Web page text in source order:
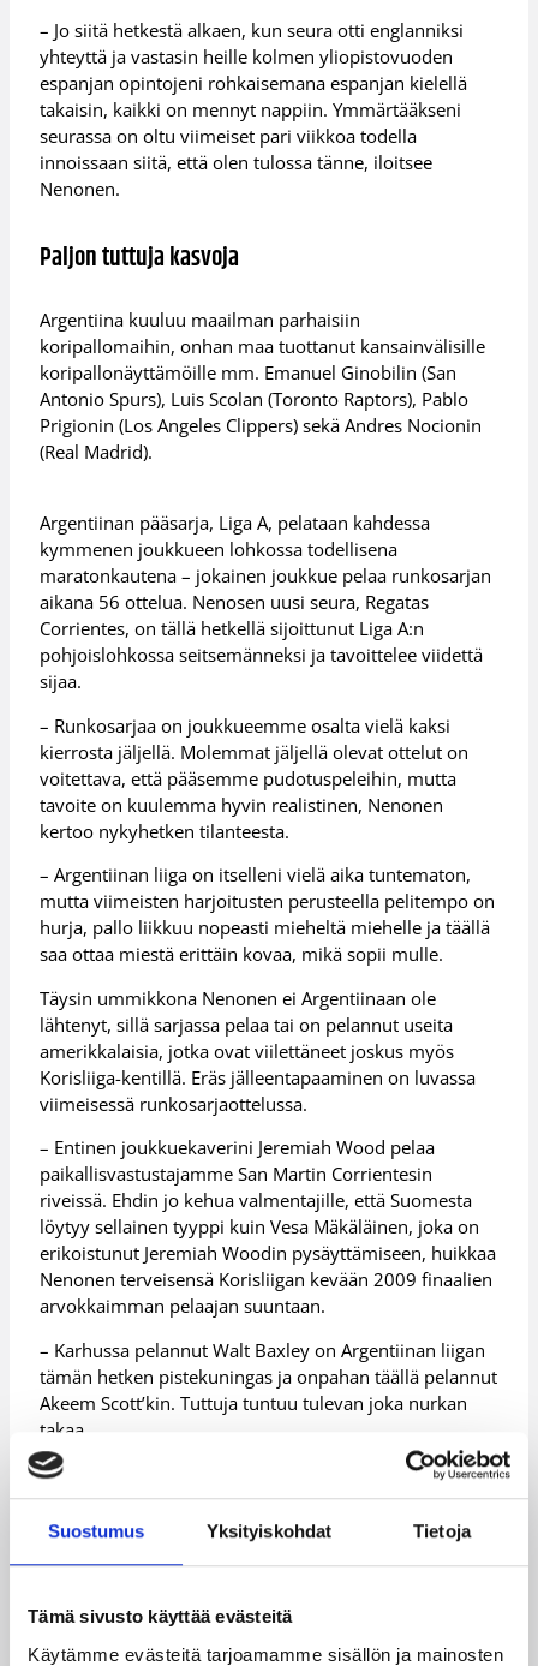
Suostumus Yksityiskohdat Tietoja
Tämä sivusto käyttää evästeitä
Käytämme evästeitä tarjoamamme sisällön ja mainosten
– Jo siitä hetkestä alkaen, kun seura otti englanniksi
yhteyttä ja vastasin heille kolmen yliopistovuoden
espanjan opintojeni rohkaisemana espanjan kielellä
takaisin, kaikki on mennyt nappiin. Ymmärtääkseni
seurassa on oltu viimeiset pari viikkoa todella
innoissaan siitä, että olen tulossa tänne, iloitsee
Nenonen.
Paljon tuttuja kasvoja
Argentiina kuuluu maailman parhaisiin
koripallomaihin, onhan maa tuottanut kansainvälisille
koripallonäyttämöille mm. Emanuel Ginobilin (San
Antonio Spurs), Luis Scolan (Toronto Raptors), Pablo
Prigionin (Los Angeles Clippers) sekä Andres Nocionin
(Real Madrid).
Argentiinan pääsarja, Liga A, pelataan kahdessa
kymmenen joukkueen lohkossa todellisena
maratonkautena – jokainen joukkue pelaa runkosarjan
aikana 56 ottelua. Nenosen uusi seura, Regatas
Corrientes, on tällä hetkellä sijoittunut Liga A:n
pohjoislohkossa seitsemänneksi ja tavoittelee viidettä
sijaa.
– Runkosarjaa on joukkueemme osalta vielä kaksi
kierrosta jäljellä. Molemmat jäljellä olevat ottelut on
voitettava, että pääsemme pudotuspeleihin, mutta
tavoite on kuulemma hyvin realistinen, Nenonen
kertoo nykyhetken tilanteesta.
– Argentiinan liiga on itselleni vielä aika tuntematon,
mutta viimeisten harjoitusten perusteella pelitempo on
hurja, pallo liikkuu nopeasti mieheltä miehelle ja täällä
saa ottaa miestä erittäin kovaa, mikä sopii mulle.
Täysin ummikkona Nenonen ei Argentiinaan ole
lähtenyt, sillä sarjassa pelaa tai on pelannut useita
amerikkalaisia, jotka ovat viilettäneet joskus myös
Korisliiga-kentillä. Eräs jälleentapaaminen on luvassa
viimeisessä runkosarjaottelussa.
– Entinen joukkuekaverini Jeremiah Wood pelaa
paikallisvastustajamme San Martin Corrientesin
riveissä. Ehdin jo kehua valmentajille, että Suomesta
löytyy sellainen tyyppi kuin Vesa Mäkäläinen, joka on
erikoistunut Jeremiah Woodin pysäyttämiseen, huikkaa
Nenonen terveisensä Korisliigan kevään 2009 finaalien
arvokkaimman pelaajan suuntaan.
– Karhussa pelannut Walt Baxley on Argentiinan liigan
tämän hetken pistekuningas ja onpahan täällä pelannut
Akeem Scott’kin. Tuttuja tuntuu tulevan joka nurkan
takaa.
Nenonen debytoi Regatas Corrientesin paidassa
kotikentällään Instituto Atletico Central Cordobaa
vastaan ensi torstaina.
Nenonen on edustanut vuonna 2005 alkaneella
Lapuan Korikobria sekä viimeksi Salon Vilpasta.
Nenonen on juhlinut kahdesti Suomen mestaruutta